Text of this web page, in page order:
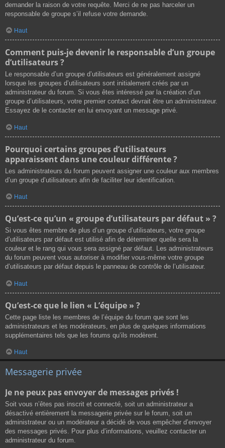
demander la raison de votre requête. Merci de ne pas harceler un
responsable de groupe s’il refuse votre demande.
Haut
Comment puis-je devenir le responsable d’un groupe
d’utilisateurs ?
Le responsable d’un groupe d’utilisateurs est généralement assigné
lorsque les groupes d’utilisateurs sont initialement créés par un
administrateur du forum. Si vous êtes intéressé par la création d’un
groupe d’utilisateurs, votre premier contact devrait être un administrateur.
Essayez de le contacter en lui envoyant un message privé.
Haut
Pourquoi certains groupes d’utilisateurs
apparaissent dans une couleur différente ?
Les administrateurs du forum peuvent assigner une couleur aux membres
d’un groupe d’utilisateurs afin de faciliter leur identification.
Haut
Qu’est-ce qu’un « groupe d’utilisateurs par défaut » ?
Si vous êtes membre de plus d’un groupe d’utilisateurs, votre groupe
d’utilisateurs par défaut est utilisé afin de déterminer quelle sera la
couleur et le rang qui vous sera assigné par défaut. Les administrateurs
du forum peuvent vous autoriser à modifier vous-même votre groupe
d’utilisateurs par défaut depuis le panneau de contrôle de l’utilisateur.
Haut
Qu’est-ce que le lien « L’équipe » ?
Cette page liste les membres de l’équipe du forum que sont les
administrateurs et les modérateurs, en plus de quelques informations
supplémentaires tels que les forums qu’ils modèrent.
Haut
Messagerie privée
Je ne peux pas envoyer de messages privés !
Soit vous n’êtes pas inscrit et connecté, soit un administrateur a
désactivé entièrement la messagerie privée sur le forum, soit un
administrateur ou un modérateur a décidé de vous empêcher d’envoyer
des messages privés. Pour plus d’informations, veuillez contacter un
administrateur du forum.